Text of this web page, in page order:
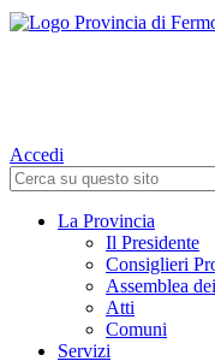
Accedi
La Provincia
Il Presidente
Consiglieri
Assemblea
Atti
Comuni
Servizi